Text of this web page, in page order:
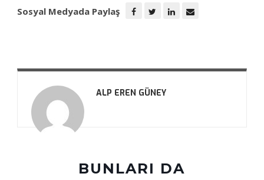
Sosyal Medyada Paylaş
ALP EREN GÜNEY
BUNLARI DA